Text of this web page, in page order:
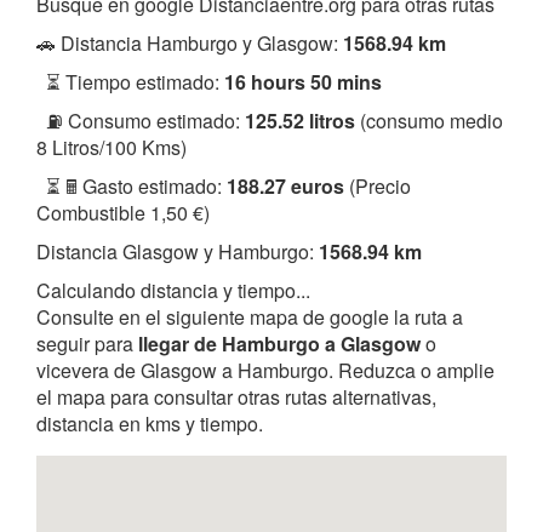
🚗 Distancia Hamburgo y Glasgow: 1568.94 km
⏳ Tiempo estimado: 16 hours 50 mins
⛽ Consumo estimado: 125.52 litros (consumo medio
8 Litros/100 Kms)
⏳ 🖩 Gasto estimado: 188.27 euros (Precio
Combustible 1,50 €)
Distancia Glasgow y Hamburgo: 1568.94 km
Calculando distancia y tiempo...
Consulte en el siguiente mapa de google la ruta a
seguir para llegar de Hamburgo a Glasgowo
vicevera de Glasgow a Hamburgo. Reduzca o amplie
el mapa para consultar otras rutas alternativas,
distancia en kms y tiempo.